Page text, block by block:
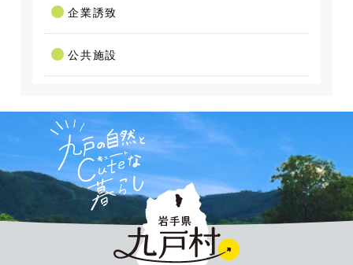
企業誘致
公共施設